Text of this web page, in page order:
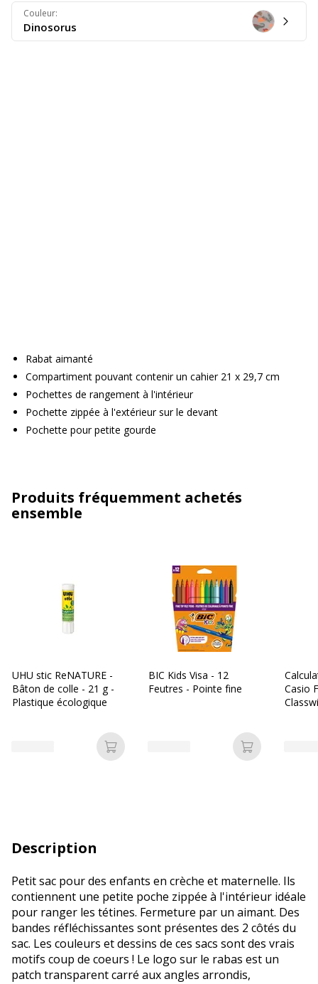
Couleur:
Dinosorus
Rabat aimanté
Compartiment pouvant contenir un cahier 21 x 29,7 cm
Pochettes de rangement à l'intérieur
Pochette zippée à l'extérieur sur le devant
Pochette pour petite gourde
Produits fréquemment achetés
ensemble
UHU stic ReNATURE -
Bâton de colle - 21 g -
Plastique écologique
Ajouter au panier
BIC Kids Visa - 12
Feutres - Pointe fine
Ajouter au
Casio
Description
Petit sac pour des enfants en crèche et maternelle. Ils
contiennent une petite poche zippée à l'intérieur idéale
pour ranger les tétines. Fermeture par un aimant. Des
bandes réfléchissantes sont présentes des 2 côtés du
sac. Les couleurs et dessins de ces sacs sont des vrais
motifs coup de coeurs ! Le logo sur le rabas est un
patch transparent carré aux angles arrondis,